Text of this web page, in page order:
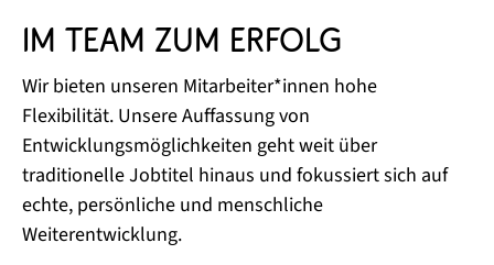
Im Team zum Erfolg
Wir bieten unseren Mitarbeiter*innen hohe
Flexibilität. Unsere Auffassung von
Entwicklungsmöglichkeiten geht weit über
traditionelle Jobtitel hinaus und fokussiert sich auf
echte, persönliche und menschliche
Weiterentwicklung.